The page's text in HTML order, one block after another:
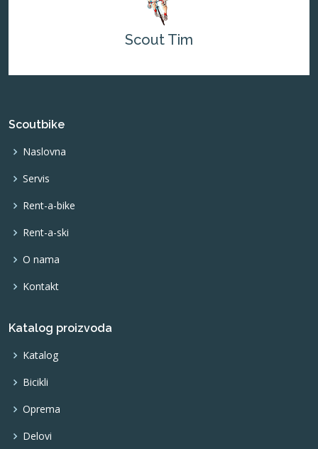
Scout Tim
Scoutbike
Naslovna
Servis
Rent-a-bike
Rent-a-ski
O nama
Kontakt
Katalog proizvoda
Katalog
Bicikli
Oprema
Delovi